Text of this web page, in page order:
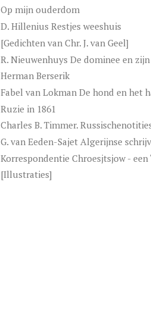
Op mijn ouderdom
D. Hillenius Restjes weeshuis
[Gedichten van Chr. J. van Geel]
R. Nieuwenhuys De dominee en
Herman Berserik
Fabel van Lokman De hond en het
Ruzie in 1861
Charles B. Timmer.
G. van Eeden-Sajet Algerijnse
Korrespondentie Chroesjtsjow - een
[Illustraties]